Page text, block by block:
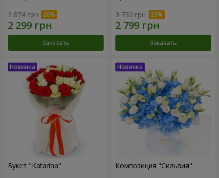
2 874 грн
Заказать
3 732 грн
Заказать
Букет "Katarina" Композиция "Сильвия"